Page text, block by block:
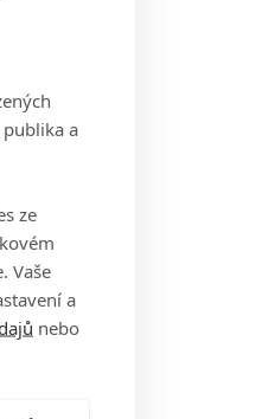
a
ze
Vaše
a
nebo